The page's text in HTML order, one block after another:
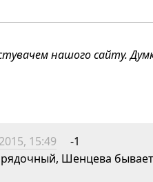
нашого сайту.
15:49
-1
Шенцева бывает